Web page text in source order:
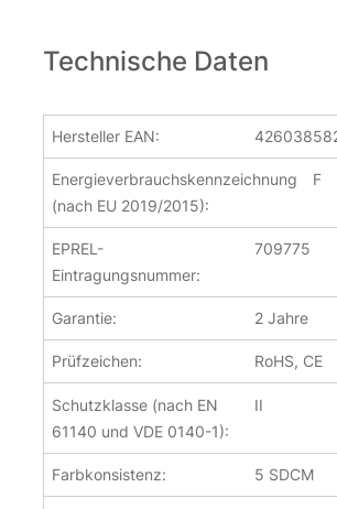
Technische Daten
Hersteller EAN:
Energieverbrauchskennzeichnung
(nach EU 2019/2015):
F
EPREL-
Eintragungsnummer:
709775
Garantie: 2 Jahre
Prüfzeichen: RoHS, CE
Schutzklasse (nach EN
61140 und VDE 0140-1):
II
Farbkonsistenz: 5 SDCM